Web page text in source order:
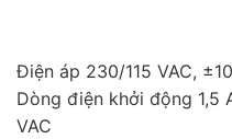
Điện áp 230/115 VAC,
Dòng điện khởi động 1,5
VAC